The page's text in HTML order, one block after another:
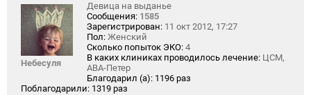
Небесуля
Девица на выданье
Сообщения: 1585
Зарегистрирован: 11 окт 2012, 17:27
Пол: Женский
Сколько попыток ЭКО: 4
В каких клиниках проводилось лечение: ЦСМ,
АВА-Петер
Благодарил (а): 1196 раз
Поблагодарили: 1319 раз